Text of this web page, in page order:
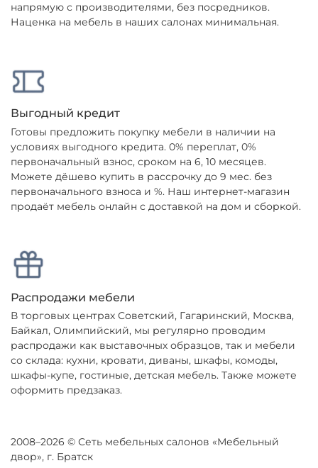
напрямую с производителями, без посредников.
Наценка на мебель в наших салонах минимальная.
Выгодный кредит
Готовы предложить покупку мебели в наличии на
условиях выгодного кредита. 0% переплат, 0%
первоначальный взнос, сроком на 6, 10 месяцев.
Можете дёшево купить в рассрочку до 9 мес. без
первоначального взноса и %. Наш интернет-магазин
продаёт мебель онлайн с доставкой на дом и сборкой.
Распродажи мебели
В торговых центрах Советский, Гагаринский, Москва,
Байкал, Олимпийский, мы регулярно проводим
распродажи как выставочных образцов, так и мебели
со склада: кухни, кровати, диваны, шкафы, комоды,
шкафы-купе, гостиные, детская мебель. Также можете
оформить предзаказ.
2008–2026 © Сеть мебельных салонов «Мебельный
двор», г. Братск